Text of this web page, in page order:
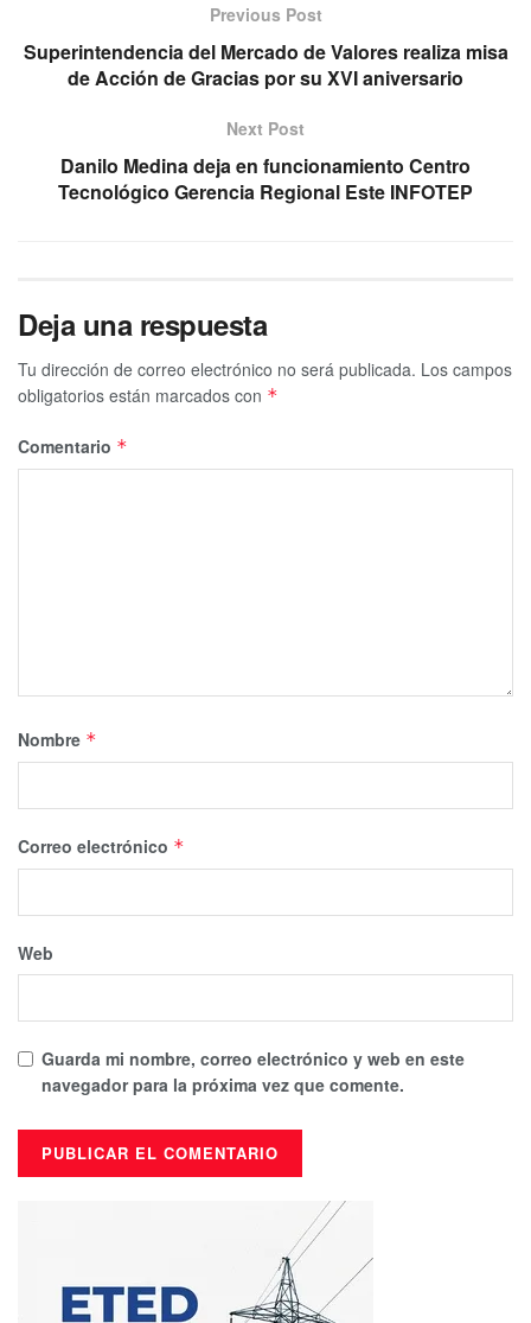
Previous Post
Superintendencia del Mercado de Valores realiza misa
de Acción de Gracias por su XVI aniversario
Next Post
Danilo Medina deja en funcionamiento Centro
Tecnológico Gerencia Regional Este INFOTEP
Deja una respuesta
Tu dirección de correo electrónico no será publicada. Los campos
obligatorios están marcados con *
Comentario *
Nombre *
Correo electrónico *
Web
Guarda mi nombre, correo electrónico y web en este
navegador para la próxima vez que comente.